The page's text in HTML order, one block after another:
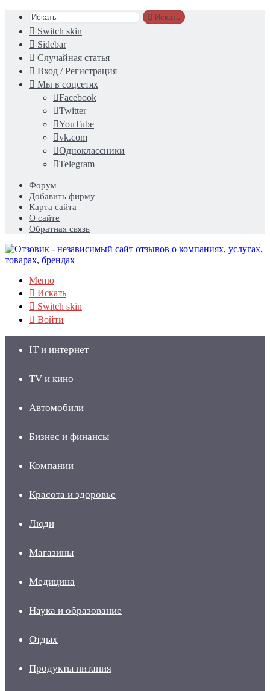
Искать
Switch skin
Sidebar
Случайная статья
Вход / Регистрация
Мы в соцсетях
Facebook
Twitter
YouTube
vk.com
Одноклассники
Telegram
Форум
Добавить фирму
Карта сайта
О сайте
Обратная связь
Меню
Искать
Switch skin
Войти
IT и интернет
TV и кино
Автомобили
Бизнес и финансы
Компании
Красота и здоровье
Люди
Магазины
Медицина
Наука и образование
Отдых
Продукты питания